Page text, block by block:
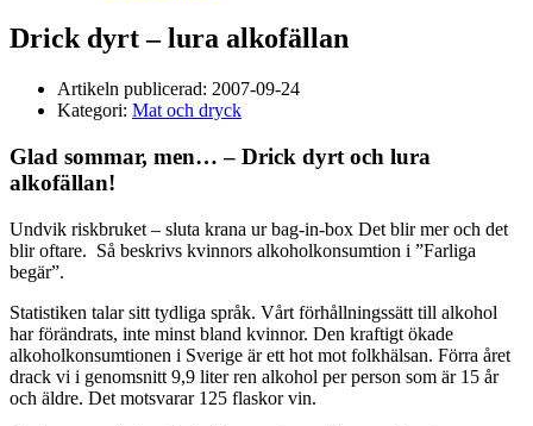
Drick dyrt – lura alkofällan
Artikeln publicerad: 2007-09-24
Kategori: Mat och dryck
Glad sommar, men… – Drick dyrt och lura
alkofällan!
Undvik riskbruket – sluta krana ur bag-in-box Det blir mer och det
blir oftare. Så beskrivs kvinnors alkoholkonsumtion i ”Farliga
begär”.
Statistiken talar sitt tydliga språk. Vårt förhållningssätt till alkohol
har förändrats, inte minst bland kvinnor. Den kraftigt ökade
alkoholkonsumtionen i Sverige är ett hot mot folkhälsan. Förra året
drack vi i genomsnitt 9,9 liter ren alkohol per person som är 15 år
och äldre. Det motsvarar 125 flaskor vin.